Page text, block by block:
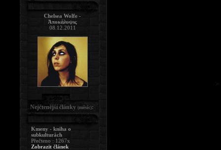
Chelsea Wolfe -
Ἀποκάλυψις
08.12.2011
Nejčtenější články (měsíc):
Kmeny - kniha o
subkulturách
Přečteno : 1267x
Zobrazit článek